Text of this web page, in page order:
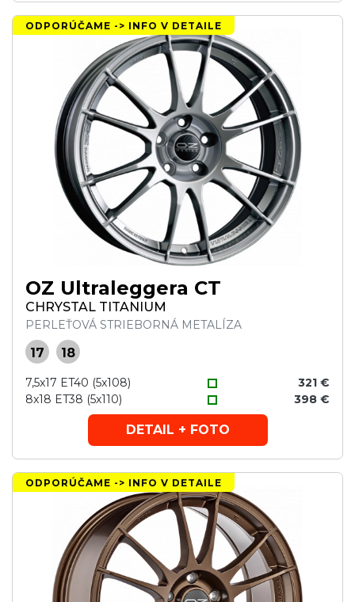
ODPORÚČAME -> INFO V DETAILE
OZ Ultraleggera CT
CHRYSTAL TITANIUM
PERLEŤOVÁ STRIEBORNÁ METALÍZA
17 18
7,5x17 ET40 (5x108)
321 €
8x18 ET38 (5x110)
398 €
DETAIL + FOTO
ODPORÚČAME -> INFO V DETAILE